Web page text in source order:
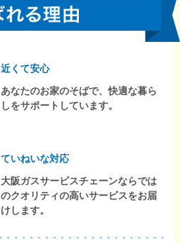
近くて安心
あなたのお家のそばで、快適な暮ら
しをサポートしています。
ていねいな対応
大阪ガスサービスチェーンならでは
のクオリティの高いサービスをお届
けします。